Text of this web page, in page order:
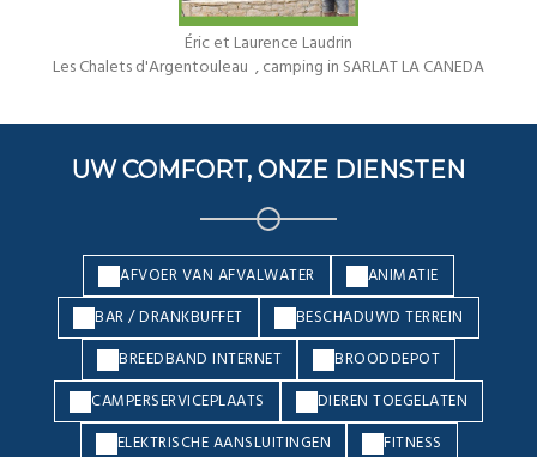
Éric et Laurence Laudrin
Les Chalets d'Argentouleau , camping in SARLAT LA CANEDA
UW COMFORT, ONZE DIENSTEN
AFVOER VAN AFVALWATER
ANIMATIE
BAR / DRANKBUFFET
BESCHADUWD TERREIN
BREEDBAND INTERNET
BROODDEPOT
CAMPERSERVICEPLAATS
DIEREN TOEGELATEN
ELEKTRISCHE AANSLUITINGEN
FITNESS